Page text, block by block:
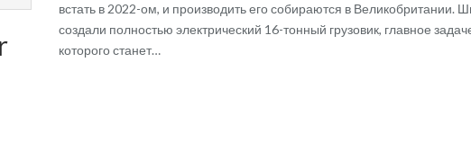
встать в 2022-ом, и производить его собираются в Великобритании.
создали полностью электрический 16-тонный грузовик, главное
которого станет…